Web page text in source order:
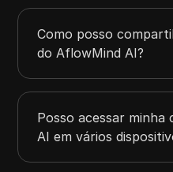
Como posso
do AflowMind AI?
Posso acessar
AI em vários